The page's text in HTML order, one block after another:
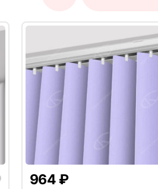
17
964 ₽